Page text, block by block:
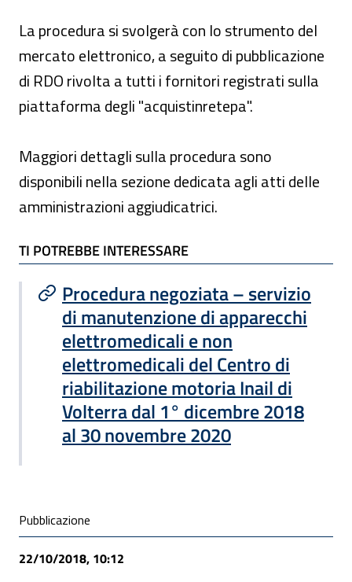
La procedura si svolgerà con lo strumento del
mercato elettronico, a seguito di pubblicazione
di RDO rivolta a tutti i fornitori registrati sulla
piattaforma degli "acquistinretepa".
Maggiori dettagli sulla procedura sono
disponibili nella sezione dedicata agli atti delle
amministrazioni aggiudicatrici.
TI POTREBBE INTERESSARE
TI POTREBBE INTERESSARE
Procedura negoziata – servizio
di manutenzione di apparecchi
elettromedicali e non
elettromedicali del Centro di
riabilitazione motoria Inail di
Volterra dal 1° dicembre 2018
al 30 novembre 2020
Condivisione social
Pubblicazione
22/10/2018, 10:12